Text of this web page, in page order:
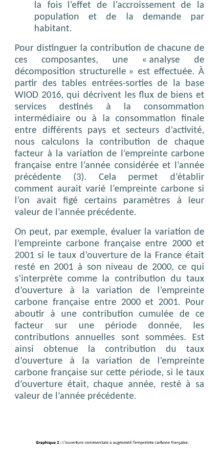
la fois l’effet de l’accroissement de la
population et de la demande par
habitant.
Pour distinguer la contribution de chacune de
ces composantes, une « analyse de
décomposition structurelle » est effectuée. À
partir des tables entrées-sorties de la base
WIOD 2016, qui décrivent les flux de biens et
services destinés à la consommation
intermédiaire ou à la consommation finale
entre différents pays et secteurs d’activité,
nous calculons la contribution de chaque
facteur à la variation de l’empreinte carbone
française entre l’année considérée et l’année
précédente (3). Cela permet d’établir
comment aurait varié l’empreinte carbone si
l’on avait figé certains paramètres à leur
valeur de l’année précédente.
On peut, par exemple, évaluer la variation de
l’empreinte carbone française entre 2000 et
2001 si le taux d’ouverture de la France était
resté en 2001 à son niveau de 2000, ce qui
s’interprète comme la contribution du taux
d’ouverture à la variation de l’empreinte
carbone française entre 2000 et 2001. Pour
aboutir à une contribution cumulée de ce
facteur sur une période donnée, les
contributions annuelles sont sommées. Est
ainsi obtenue la contribution du taux
d’ouverture à la variation de l’empreinte
carbone française sur cette période, si le taux
d’ouverture était, chaque année, resté à sa
valeur de l’année précédente.